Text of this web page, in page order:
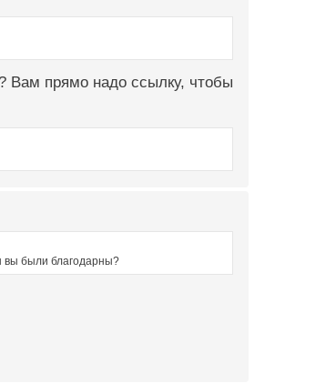
Вам прямо надо ссылку, чтобы
вы были благодарны?